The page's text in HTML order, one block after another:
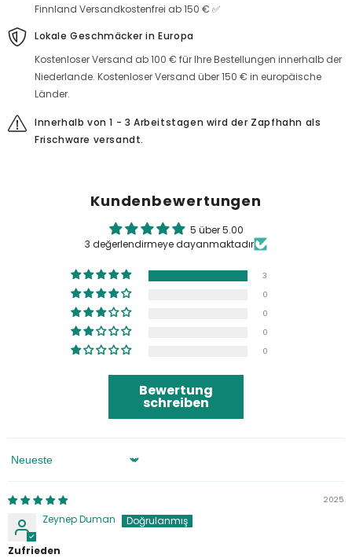
Finnland Versandkostenfrei ab 150 € ✅
Lokale Geschmäcker in Europa
Kostenloser Versand ab 100 € für Ihre Bestellungen innerhalb der
Niederlande. Kostenloser Versand über 150 € in europäische
Länder.
Innerhalb von 1 - 3 Arbeitstagen wird der Zapfhahn als
Frischware versandt.
Kundenbewertungen
5 über 5.00
3 değerlendirmeye dayanmaktadır
3
0
0
0
0
Bewertung
schreiben
Sortieren Nach
2025
Zeynep Duman
Zufrieden